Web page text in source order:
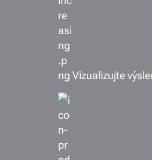
Vizualizujte